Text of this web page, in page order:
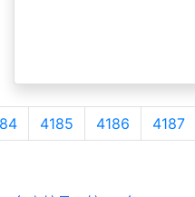
4185 4186 4187